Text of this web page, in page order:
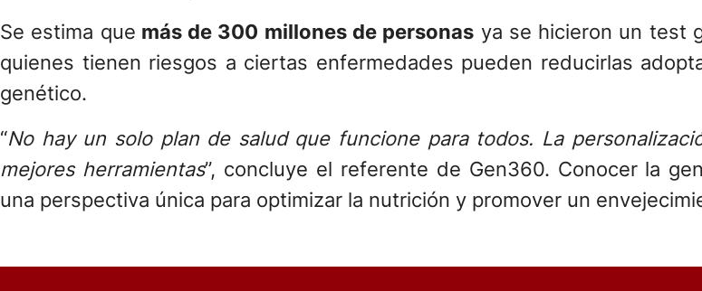
Se estima que más de 300 millones de personas ya se hicieron un test
quienes tienen riesgos a ciertas enfermedades pueden reducirlas
genético.
“No hay un solo plan de salud que funcione para todos. La
mejores herramientas”, concluye el referente de Gen360. Conocer la
una perspectiva única para optimizar la nutrición y promover un